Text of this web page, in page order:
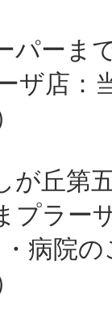
ーま
ザ店：
丘第
ラー
病院